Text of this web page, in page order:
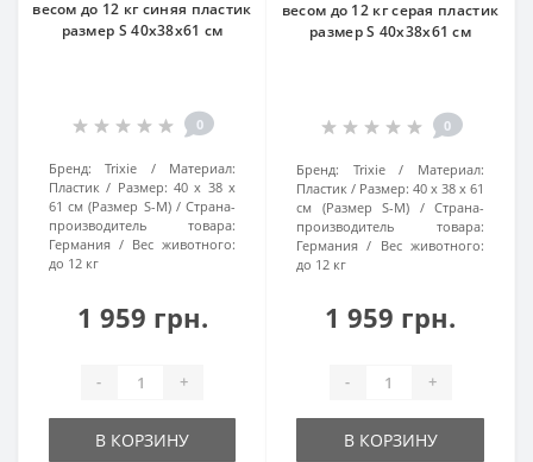
весом до 12 кг синяя пластик
размер S 40x38x61 см
0
Бренд: Trixie
Материал:
Пластик
Размер: 40 x 38 x
61 см (Размер S-M)
Страна-
производитель товара:
Германия
Вес животного:
до 12 кг
1 959 грн.
- +
В КОРЗИНУ
весом до 12 кг серая пластик
размер S 40x38x61 см
0
Бренд: Trixie
Материал:
Пластик
Размер: 40 x 38 x 61
см (Размер S-M)
Страна-
производитель товара:
Германия
Вес животного:
до 12 кг
1 959 грн.
- +
В КОРЗИНУ